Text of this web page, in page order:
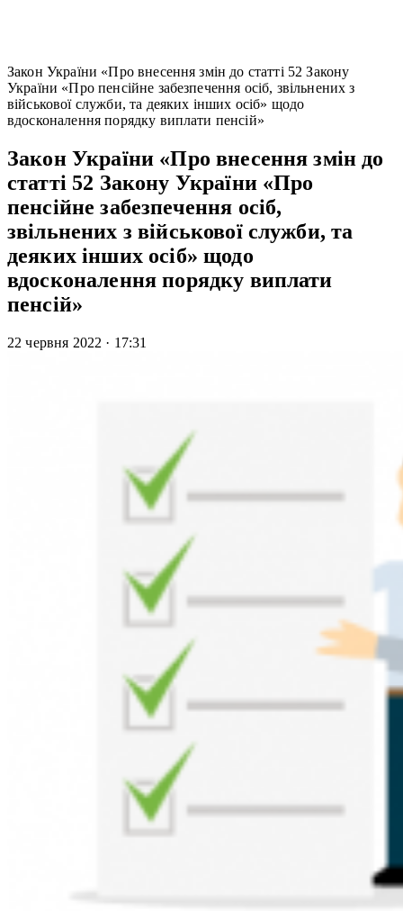
Закон України «Про внесення змін до статті 52 Закону
України «Про пенсійне забезпечення осіб, звільнених з
військової служби, та деяких інших осіб» щодо
вдосконалення порядку виплати пенсій»
Закон України «Про внесення змін до
статті 52 Закону України «Про
пенсійне забезпечення осіб,
звільнених з військової служби, та
деяких інших осіб» щодо
вдосконалення порядку виплати
пенсій»
22 червня 2022 · 17:31